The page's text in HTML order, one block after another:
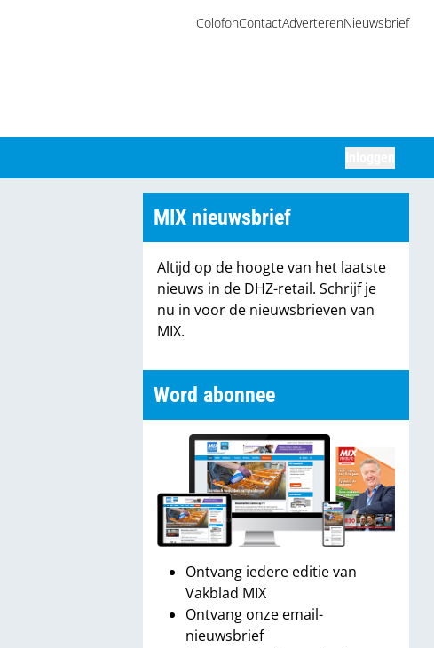
ColofonContactAdverterenNieuwsbrief
MIX nieuwsbrief
Altijd op de hoogte van het laatste
nieuws in de DHZ-retail. Schrijf je
nu in voor de nieuwsbrieven van
MIX.
Word abonnee
Ontvang iedere editie van
Vakblad MIX
Ontvang onze email-
nieuwsbrief